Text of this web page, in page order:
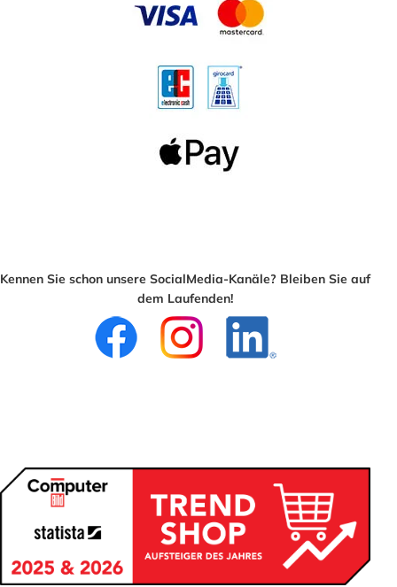
Kennen Sie schon unsere SocialMedia-Kanäle? Bleiben Sie auf
dem Laufenden!